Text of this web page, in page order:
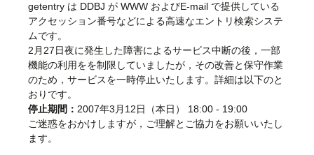
センターについて
利用規約
問合せ
English
getentry は DDBJ が WWW およびE-mail で提供している
アクセッション番号などによる高速なエントリ検索システ
ムです。
2月27日夜に発生した障害によるサービス中断の後，一部
機能の利用をを制限していましたが，その改善と保守作業
のため，サービスを一時停止いたします。詳細は以下のと
おりです。
停止期間： 2007年3月12日（本日） 18:00 - 19:00
ご迷惑をおかけしますが，ご理解とご協力をお願いいたし
ます。